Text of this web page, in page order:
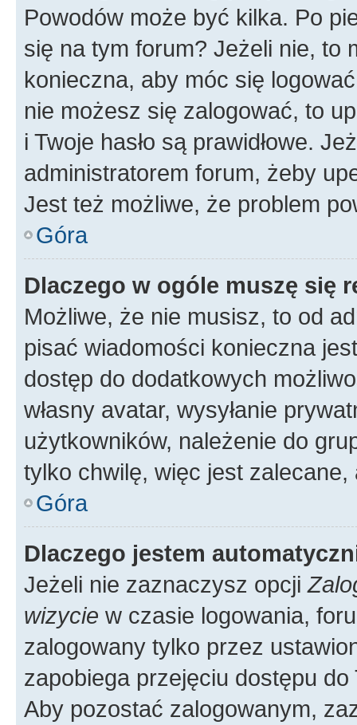
Powodów może być kilka. Po
się na tym forum? Jeżeli nie, to
konieczna, aby móc się
nie możesz się zalogować, to
i Twoje hasło są prawidłowe.
administratorem forum, żeby
Jest też możliwe, że problem
Góra
Dlaczego w ogóle muszę się
Możliwe, że nie musisz, to od
pisać wiadomości konieczna
dostęp do dodatkowych
własny avatar, wysyłanie
użytkowników, należenie do
tylko chwilę, więc jest zalecane,
Góra
Dlaczego jestem
Jeżeli nie zaznaczysz opcji
wizycie w czasie logowania,
zalogowany tylko przez
zapobiega przejęciu dostępu
Aby pozostać zalogowanym,